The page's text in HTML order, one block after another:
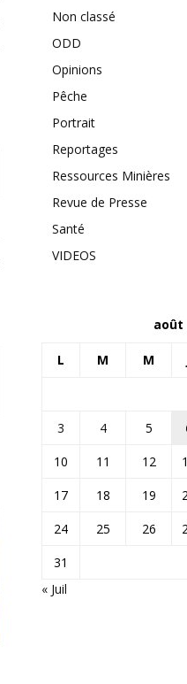
Non classé
ODD
Opinions
Pêche
Portrait
Reportages
Ressources Minières
Revue de Presse
Santé
VIDEOS
août
L M M
3
4 5
10
11 12
17
18 19
24
25 26
31
« Juil